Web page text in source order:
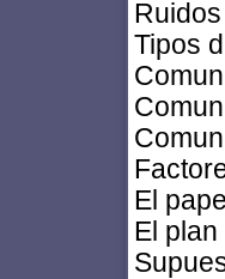
Tipos
El
El